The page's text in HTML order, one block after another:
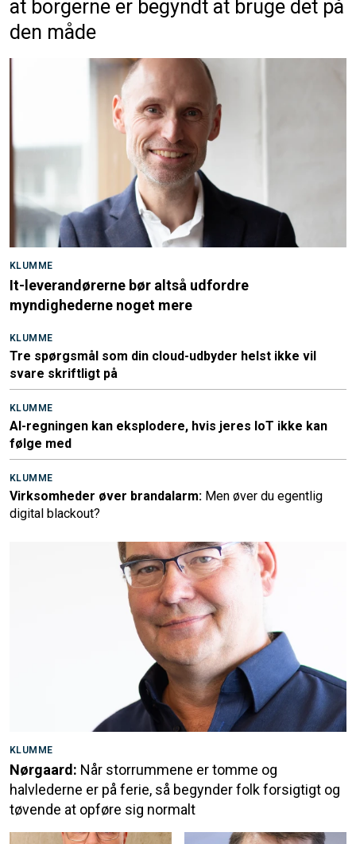
at borgerne er begyndt at bruge det på
den måde
KLUMME
It-leverandørerne bør altså udfordre
myndighederne noget mere
KLUMME
Tre spørgsmål som din cloud-udbyder helst ikke vil
svare skriftligt på
KLUMME
AI-regningen kan eksplodere, hvis jeres IoT ikke kan
følge med
KLUMME
Virksomheder øver brandalarm: Men øver du egentlig
digital blackout?
KLUMME
Nørgaard: Når storrummene er tomme og
halvlederne er på ferie, så begynder folk forsigtigt og
tøvende at opføre sig normalt